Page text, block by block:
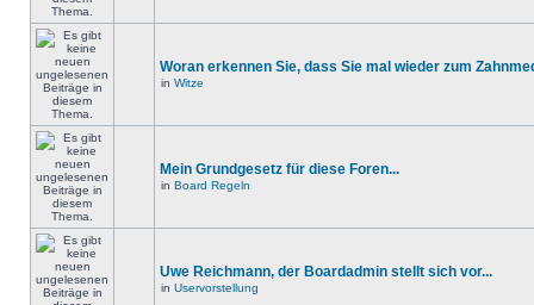
Woran erkennen Sie, dass Sie mal wieder zum
in Witze
Mein Grundgesetz für diese Foren...
in Board Regeln
Uwe Reichmann, der Boardadmin stellt sich vor...
in Uservorstellung